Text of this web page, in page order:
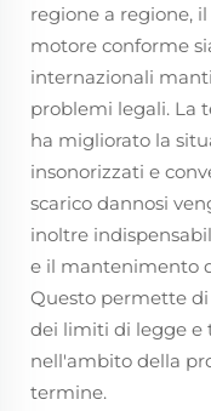
regione a regione,
motore conforme
internazionali
problemi legali. La
ha migliorato la
insonorizzati e
scarico dannosi
inoltre
e il mantenimento
Questo permette
dei limiti di legge e
nell'ambito della
termine.